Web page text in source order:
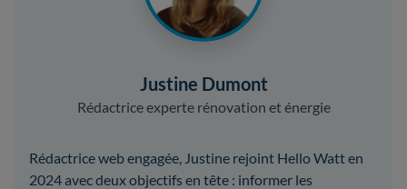
Justine Dumont
Rédactrice experte rénovation et énergie
Rédactrice web engagée, Justine rejoint Hello Watt en
2024 avec deux objectifs en tête : informer les